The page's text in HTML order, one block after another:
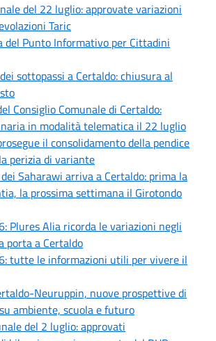
del 22 luglio: approvate variazioni
Taric
del Punto Informativo per Cittadini
sottopassi a Certaldo: chiusura al
Consiglio Comunale di Certaldo:
in modalità telematica il 22 luglio
il consolidamento della pendice
perizia di variante
Saharawi arriva a Certaldo: prima la
la prossima settimana il Girotondo
Plures Alia ricorda le variazioni negli
porta a Certaldo
tutte le informazioni utili per vivere il
Neuruppin, nuove prospettive di
ambiente, scuola e futuro
del 2 luglio: approvati